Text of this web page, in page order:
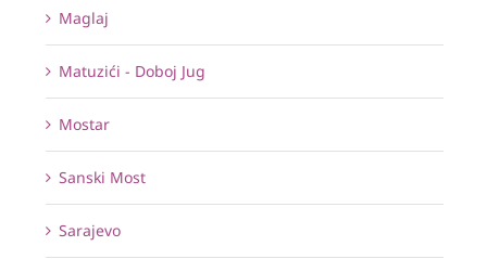
Maglaj
Matuzići - Doboj Jug
Mostar
Sanski Most
Sarajevo